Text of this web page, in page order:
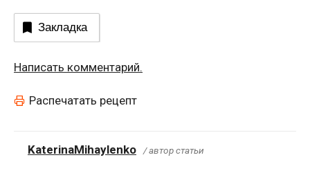
Закладка
Написать комментарий.
Распечатать рецепт
KaterinaMihaylenko / автор статьи